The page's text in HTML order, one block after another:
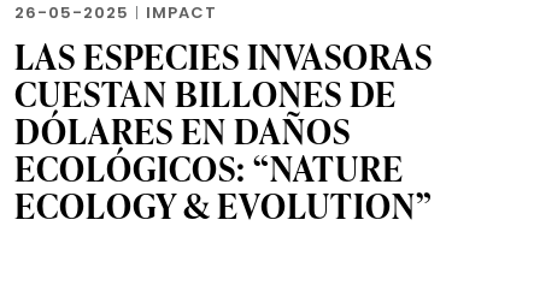
26-05-2025 | IMPACT
LAS ESPECIES INVASORAS
CUESTAN BILLONES DE
DÓLARES EN DAÑOS
ECOLÓGICOS: “NATURE
ECOLOGY & EVOLUTION”